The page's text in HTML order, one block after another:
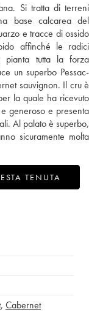
Si tratta di terreni
base calcarea del
e tracce di ossido
affinché le radici
pianta tutta la forza
un superbo Pessac-
sauvignon. Il cru è
la quale ha ricevuto
generoso e presenta
Al palato è superbo,
sicuramente molta
TENUTA
, Cabernet